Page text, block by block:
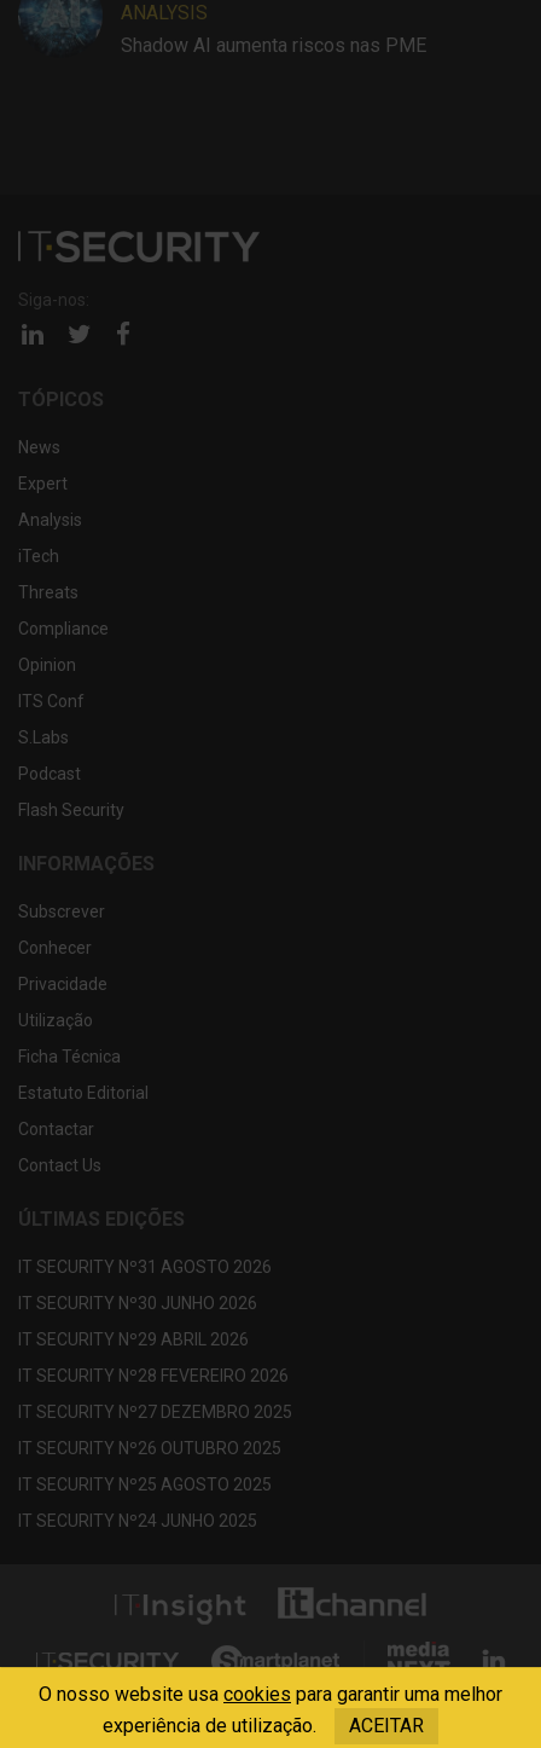
ANALYSIS
Shadow AI aumenta riscos nas PME
Siga-nos:
Página Página
TÓPICOS
News
Expert
Analysis
iTech
Threats
Compliance
Opinion
ITS Conf
S.Labs
Podcast
Flash Security
INFORMAÇÕES
Subscrever
Conhecer
Privacidade
Utilização
Ficha Técnica
Estatuto Editorial
Contactar
Contact Us
ÚLTIMAS EDIÇÕES
IT SECURITY Nº31 AGOSTO 2026
IT SECURITY Nº30 JUNHO 2026
IT SECURITY Nº29 ABRIL 2026
IT SECURITY Nº28 FEVEREIRO 2026
IT SECURITY Nº27 DEZEMBRO 2025
IT SECURITY Nº26 OUTUBRO 2025
IT SECURITY Nº25 AGOSTO 2025
IT SECURITY Nº24 JUNHO 2025
Copyright © 2013 - 2026 Media Next . All Rights Reserved
O nosso website usa cookies para garantir uma melhor
experiência de utilização.
ACEITAR